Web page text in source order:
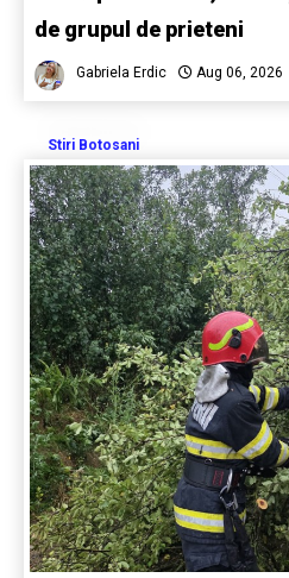
de grupul de prieteni
Gabriela Erdic Aug 06, 2026
Stiri Botosani